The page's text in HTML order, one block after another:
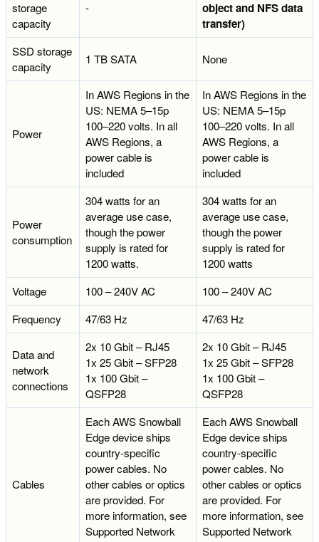
storage
capacity
-
object and NFS data
transfer)
SSD storage
capacity
1 TB SATA None
Power
In AWS Regions in the
US: NEMA 5–15p
100–220 volts. In all
AWS Regions, a
power cable is
included
In AWS Regions in the
US: NEMA 5–15p
100–220 volts. In all
AWS Regions, a
power cable is
included
Power
consumption
304 watts for an
average use case,
though the power
supply is rated for
1200 watts.
304 watts for an
average use case,
though the power
supply is rated for
1200 watts
Voltage
100 – 240V AC
100 – 240V AC
Frequency
47/63 Hz 47/63 Hz
Data and
network
connections
2x 10 Gbit – RJ45
1x 25 Gbit – SFP28
1x 100 Gbit –
QSFP28
2x 10 Gbit – RJ45
1x 25 Gbit – SFP28
1x 100 Gbit –
QSFP28
Cables
Each AWS Snowball
Edge device ships
country-specific
power cables. No
other cables or optics
are provided. For
more information, see
Supported Network
Each AWS Snowball
Edge device ships
country-specific
power cables. No
other cables or optics
are provided. For
more information, see
Supported Network